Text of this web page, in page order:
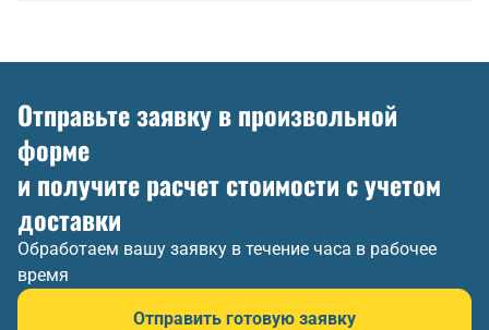
Отправьте заявку в произвольной
форме
и получите расчет стоимости с учетом
доставки
Обработаем вашу заявку в течение часа в рабочее
время
Отправить готовую заявку